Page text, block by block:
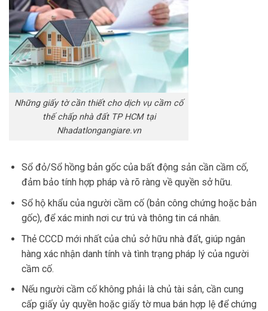
Những giấy tờ cần thiết cho dịch vụ cầm cố
thế chấp nhà đất TP HCM tại
Nhadatlongangiare.vn
Sổ đỏ/Sổ hồng bản gốc của bất động sản cần cầm cố,
đảm bảo tính hợp pháp và rõ ràng về quyền sở hữu.
Sổ hộ khẩu của người cầm cố (bản công chứng hoặc bản
gốc), để xác minh nơi cư trú và thông tin cá nhân.
Thẻ CCCD mới nhất của chủ sở hữu nhà đất, giúp ngân
hàng xác nhận danh tính và tình trạng pháp lý của người
cầm cố.
Nếu người cầm cố không phải là chủ tài sản, cần cung
cấp giấy ủy quyền hoặc giấy tờ mua bán hợp lệ để chứng